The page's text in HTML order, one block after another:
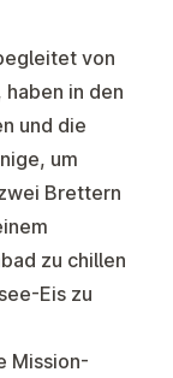
von
in den
und die
um
Brettern
zu chillen
Eis zu
Mission-